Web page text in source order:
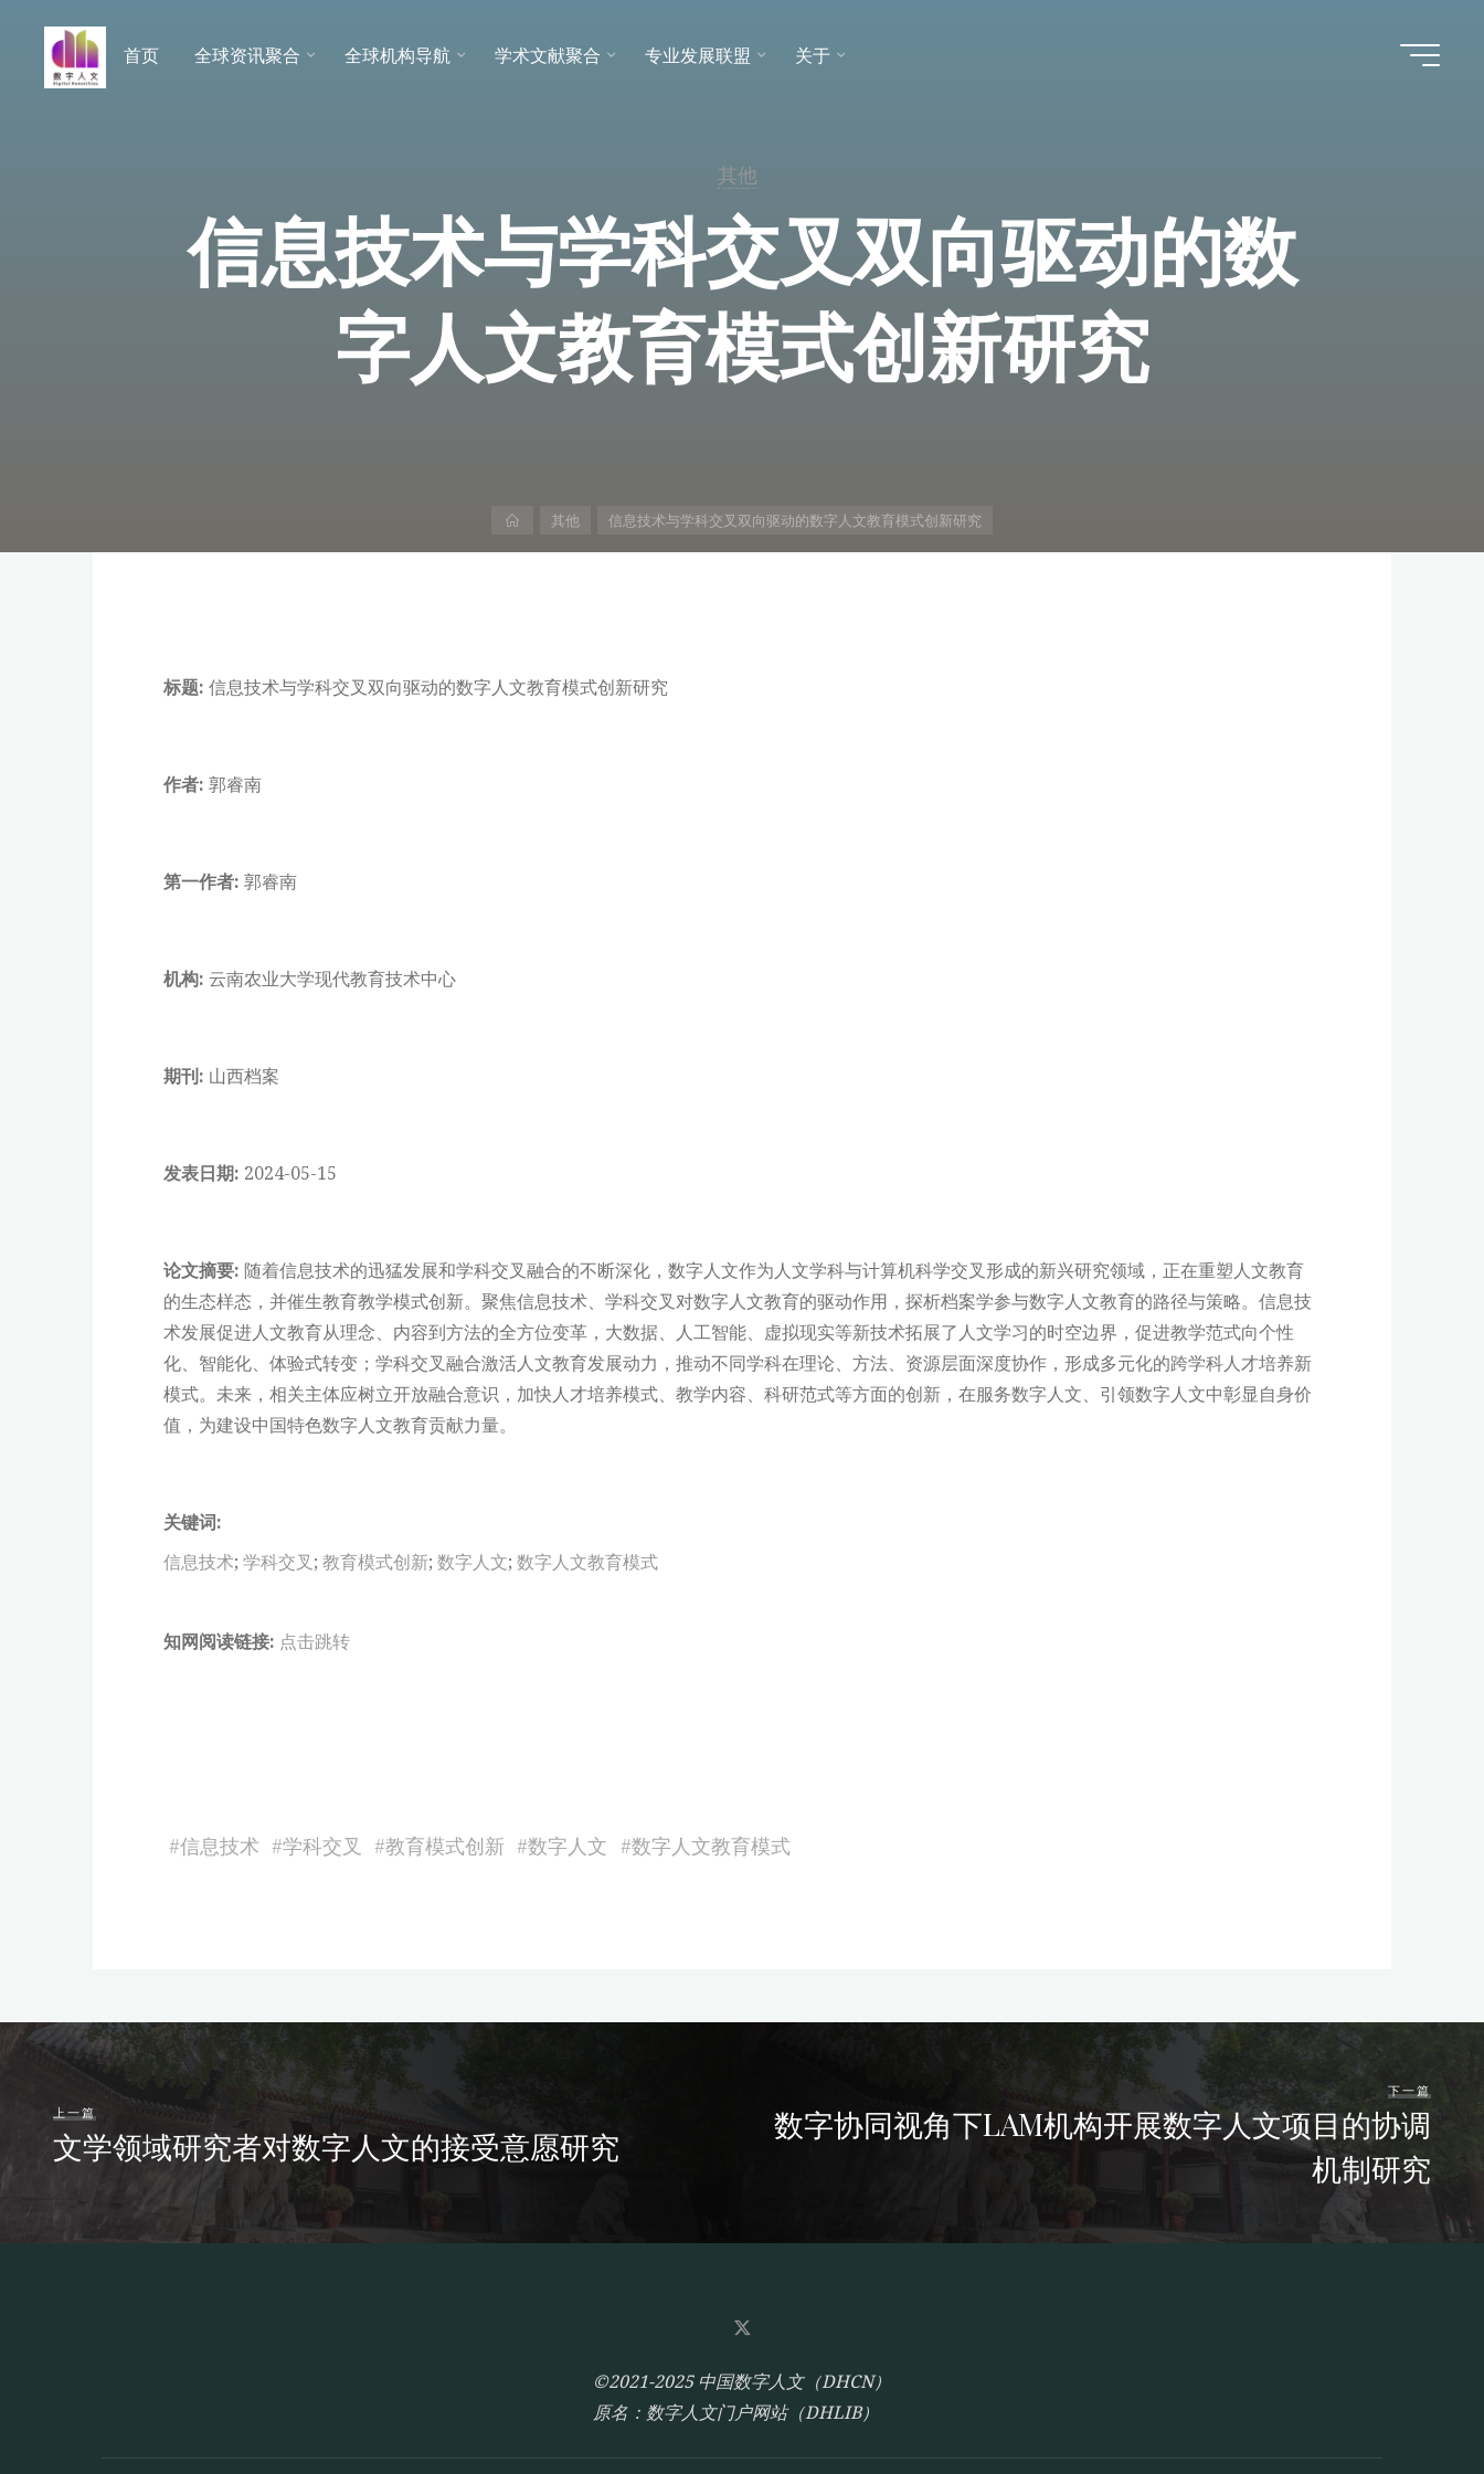
数字人
首页 全球资讯聚合 全球机构导航 学术文献聚合 专业发展联盟 关于
其他
信息技术与学科交叉双向驱动的数
字人文教育模式创新研究
其他 信息技术与学科交叉双向驱动的数字人文教育模式创新研究
标题: 信息技术与学科交叉双向驱动的数字人文教育模式创新研究
作者: 郭睿南
第一作者: 郭睿南
机构: 云南农业大学现代教育技术中心
期刊: 山西档案
发表日期: 2024-05-15
论文摘要: 随着信息技术的迅猛发展和学科交叉融合的不断深化，数字人文作为人文学科与计算机科学交叉形成的新兴研究领域，正在重塑人文教育
的生态样态，并催生教育教学模式创新。聚焦信息技术、学科交叉对数字人文教育的驱动作用，探析档案学参与数字人文教育的路径与策略。信息技
术发展促进人文教育从理念、内容到方法的全方位变革，大数据、人工智能、虚拟现实等新技术拓展了人文学习的时空边界，促进教学范式向个性
化、智能化、体验式转变；学科交叉融合激活人文教育发展动力，推动不同学科在理论、方法、资源层面深度协作，形成多元化的跨学科人才培养新
模式。未来，相关主体应树立开放融合意识，加快人才培养模式、教学内容、科研范式等方面的创新，在服务数字人文、引领数字人文中彰显自身价
值，为建设中国特色数字人文教育贡献力量。
关键词:
信息技术; 学科交叉; 教育模式创新; 数字人文; 数字人文教育模式
知网阅读链接: 点击跳转
#信息技术 #学科交叉 #教育模式创新 #数字人文 #数字人文教育模式
上一篇
文学领域研究者对数字人文的接受意愿研究
下一篇
数字协同视角下LAM机构开展数字人文项目的协调
机制研究
©2021-2025 中国数字人文（DHCN）
原名：数字人文门户网站（DHLIB）